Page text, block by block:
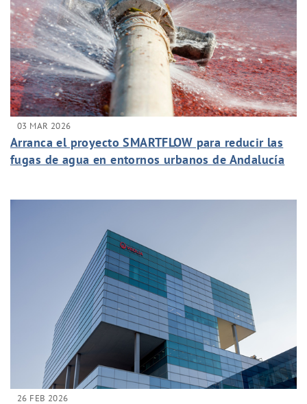
03 MAR 2026
Arranca el proyecto SMARTFLOW para reducir las
fugas de agua en entornos urbanos de Andalucía
26 FEB 2026